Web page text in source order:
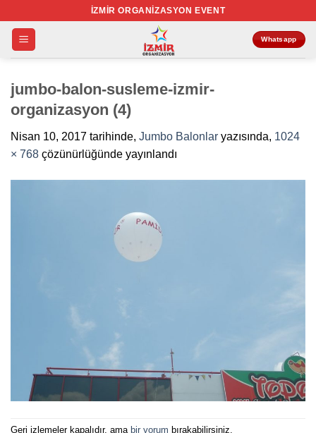
atla
İZMIR ORGANIZASYON EVENT
Whatsapp
jumbo-balon-susleme-izmir-
organizasyon (4)
Nisan 10, 2017 tarihinde, Jumbo Balonlar yazısında, 1024
× 768 çözünürlüğünde yayınlandı
Geri izlemeler kapalıdır, ama bir yorum bırakabilirsiniz.